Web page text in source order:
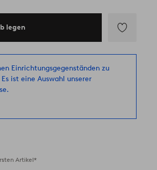
legen
Favoriten
hinzufügen
Einrichtungsgegenständen zu
ist eine Auswahl unserer
Artikel*